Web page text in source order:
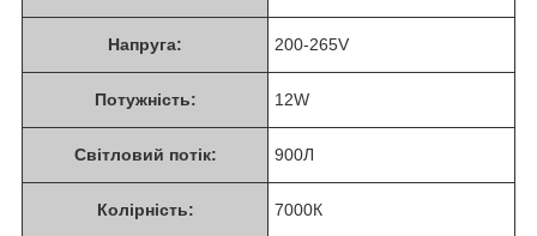
Напруга: 200-265V
Потужність: 12W
Світловий потік: 900Л
Колірність: 7000К